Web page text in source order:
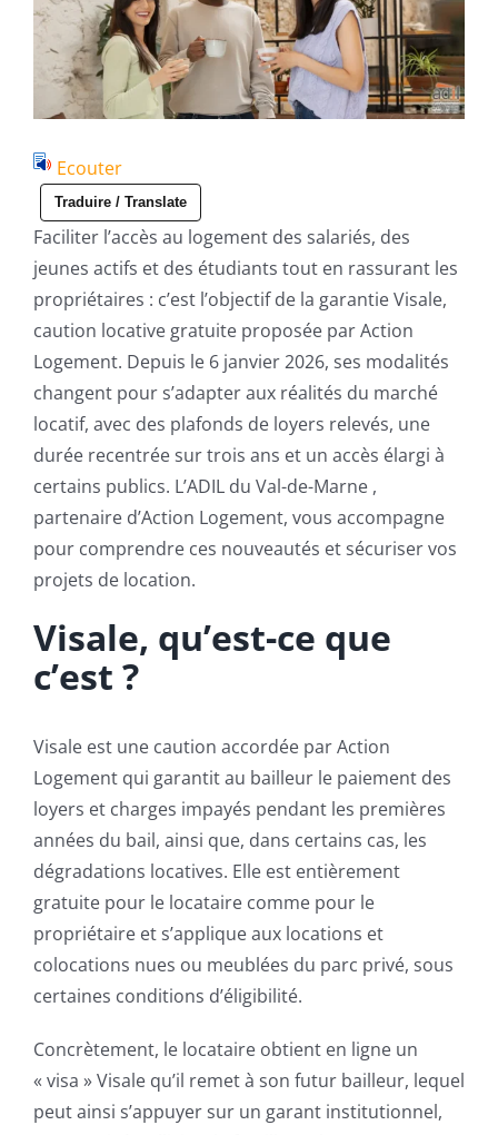
Ecouter
Traduire / Translate
Faciliter l’accès au logement des salariés, des
jeunes actifs et des étudiants tout en rassurant les
propriétaires : c’est l’objectif de la garantie Visale,
caution locative gratuite proposée par Action
Logement. Depuis le 6 janvier 2026, ses modalités
changent pour s’adapter aux réalités du marché
locatif, avec des plafonds de loyers relevés, une
durée recentrée sur trois ans et un accès élargi à
certains publics. L’ADIL du Val-de-Marne ,
partenaire d’Action Logement, vous accompagne
pour comprendre ces nouveautés et sécuriser vos
projets de location.
Visale, qu’est-ce que
c’est ?
Visale est une caution accordée par Action
Logement qui garantit au bailleur le paiement des
loyers et charges impayés pendant les premières
années du bail, ainsi que, dans certains cas, les
dégradations locatives. Elle est entièrement
gratuite pour le locataire comme pour le
propriétaire et s’applique aux locations et
colocations nues ou meublées du parc privé, sous
certaines conditions d’éligibilité.
Concrètement, le locataire obtient en ligne un
« visa » Visale qu’il remet à son futur bailleur, lequel
peut ainsi s’appuyer sur un garant institutionnel,